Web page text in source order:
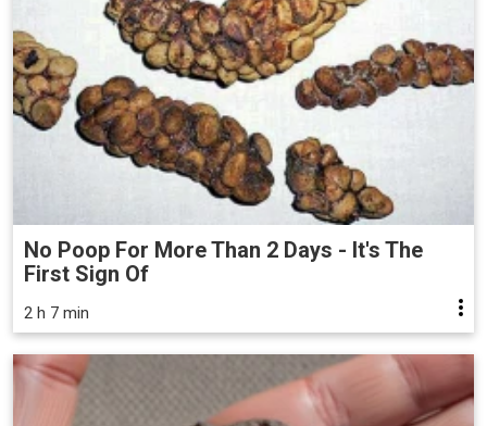
No Poop For More Than 2 Days - It's The
First Sign Of
2 h 7 min